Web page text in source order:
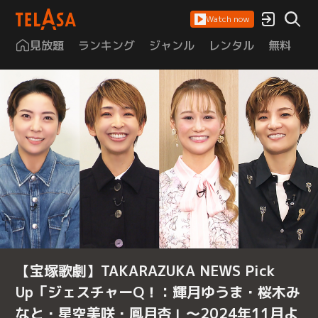
Watch now
見放題 ランキング ジャンル レンタル 無料
【宝塚歌劇】TAKARAZUKA NEWS Pick
Up「ジェスチャーQ！：輝月ゆうま・桜木み
なと・星空美咲・鳳月杏」～2024年11月よ